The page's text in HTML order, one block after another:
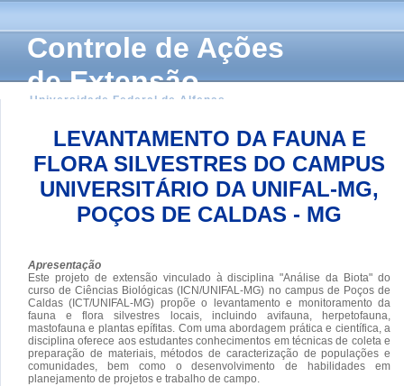
Controle de Ações
de Extensão
Universidade Federal de Alfenas
LEVANTAMENTO DA FAUNA E
FLORA SILVESTRES DO CAMPUS
UNIVERSITÁRIO DA UNIFAL-MG,
POÇOS DE CALDAS - MG
Apresentação
Este projeto de extensão vinculado à disciplina "Análise da Biota" do
curso de Ciências Biológicas (ICN/UNIFAL-MG) no campus de Poços de
Caldas (ICT/UNIFAL-MG) propõe o levantamento e monitoramento da
fauna e flora silvestres locais, incluindo avifauna, herpetofauna,
mastofauna e plantas epífitas. Com uma abordagem prática e científica, a
disciplina oferece aos estudantes conhecimentos em técnicas de coleta e
preparação de materiais, métodos de caracterização de populações e
comunidades, bem como o desenvolvimento de habilidades em
planejamento de projetos e trabalho de campo.